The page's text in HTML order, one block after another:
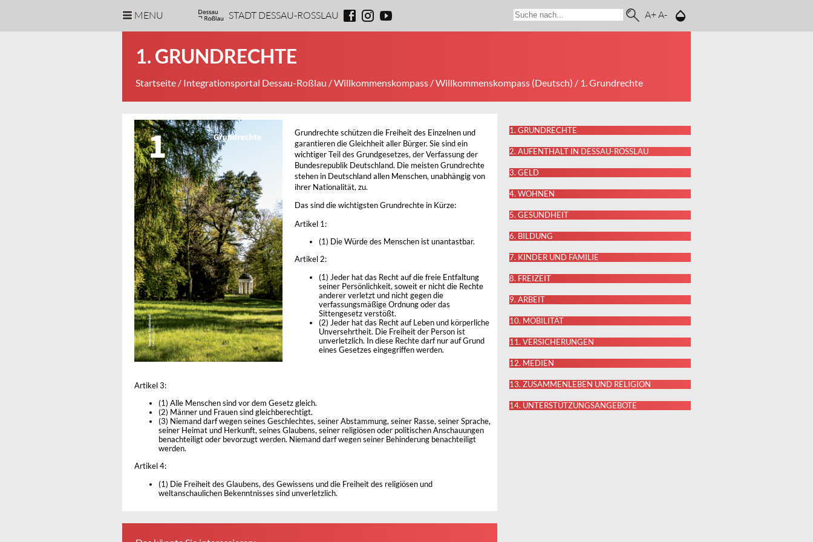
MENU STADT DESSAU-ROSSLAU A+A-
1. GRUNDRECHTE
Startseite / Integrationsportal Dessau-Roßlau /Willkommenskompass /Willkommenskompass (Deutsch) / 1. Grundrechte
Grundrechte schützen die Freiheit des Einzelnen und
garantieren die Gleichheit aller Bürger. Sie sind ein
wichtiger Teil des Grundgesetzes, der Verfassung der
Bundesrepublik Deutschland. Die meisten Grundrechte
stehen in Deutschland allen Menschen, unabhängig von
ihrer Nationalität, zu.
Das sind die wichtigsten Grundrechte in Kürze:
Artikel 1:
(1) Die Würde des Menschen ist unantastbar.
Artikel 2:
(1) Jeder hat das Recht auf die freie Entfaltung
seiner Persönlichkeit, soweit er nicht die Rechte
anderer verletzt und nicht gegen die
verfassungsmäßige Ordnung oder das
Sittengesetz verstößt.
(2) Jeder hat das Recht auf Leben und körperliche
Unversehrtheit. Die Freiheit der Person ist
unverletzlich. In diese Rechte darf nur auf Grund
eines Gesetzes eingegriffen werden.
Artikel 3:
(1) Alle Menschen sind vor dem Gesetz gleich.
(2) Männer und Frauen sind gleichberechtigt.
(3) Niemand darf wegen seines Geschlechtes, seiner Abstammung, seiner Rasse, seiner Sprache,
seiner Heimat und Herkunft, seines Glaubens, seiner religiösen oder politischen Anschauungen
benachteiligt oder bevorzugt werden. Niemand darf wegen seiner Behinderung benachteiligt
werden.
Artikel 4:
(1) Die Freiheit des Glaubens, des Gewissens und die Freiheit des religiösen und
weltanschaulichen Bekenntnisses sind unverletzlich.
1. GRUNDRECHTE
2. AUFENTHALT IN DESSAU-ROSSLAU
3. GELD
4. WOHNEN
5. GESUNDHEIT
6. BILDUNG
7. KINDER UND FAMILIE
8. FREIZEIT
9. ARBEIT
10. MOBILITÄT
11. VERSICHERUNGEN
12. MEDIEN
13. ZUSAMMENLEBEN UND RELIGION
14. UNTERSTÜTZUNGSANGEBOTE